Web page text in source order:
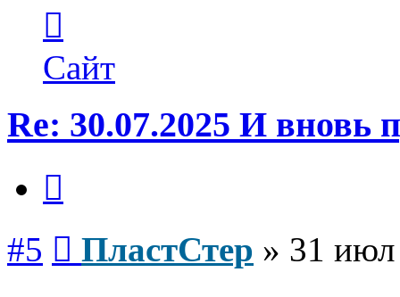
пользователя
ПластСтер
Сайт
Re: 30.07.2025 И вновь
#5 ПластСтер » 31